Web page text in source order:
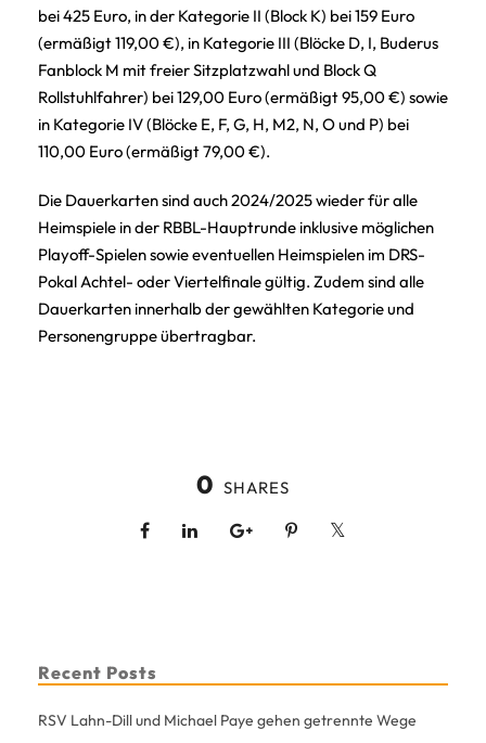
bei 425 Euro, in der Kategorie II (Block K) bei 159 Euro
(ermäßigt 119,00 €), in Kategorie III (Blöcke D, I, Buderus
Fanblock M mit freier Sitzplatzwahl und Block Q
Rollstuhlfahrer) bei 129,00 Euro (ermäßigt 95,00 €) sowie
in Kategorie IV (Blöcke E, F, G, H, M2, N, O und P) bei
110,00 Euro (ermäßigt 79,00 €).
Die Dauerkarten sind auch 2024/2025 wieder für alle
Heimspiele in der RBBL-Hauptrunde inklusive möglichen
Playoff-Spielen sowie eventuellen Heimspielen im DRS-
Pokal Achtel- oder Viertelfinale gültig. Zudem sind alle
Dauerkarten innerhalb der gewählten Kategorie und
Personengruppe übertragbar.
0 SHARES
Recent Posts
RSV Lahn-Dill und Michael Paye gehen getrennte Wege